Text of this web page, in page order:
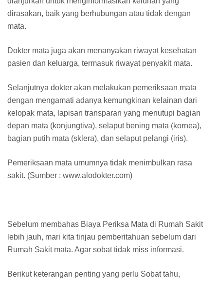
dirasakan, baik yang berhubungan atau tidak dengan
mata.
Dokter mata juga akan menanyakan riwayat kesehatan
pasien dan keluarga, termasuk riwayat penyakit mata.
Selanjutnya dokter akan melakukan pemeriksaan mata
dengan mengamati adanya kemungkinan kelainan dari
kelopak mata, lapisan transparan yang menutupi bagian
depan mata (konjungtiva), selaput bening mata (kornea),
bagian putih mata (sklera), dan selaput pelangi (iris).
Pemeriksaan mata umumnya tidak menimbulkan rasa
sakit. (Sumber : www.alodokter.com)
Sebelum membahas Biaya Periksa Mata di Rumah Sakit
lebih jauh, mari kita tinjau pemberitahuan sebelum dari
Rumah Sakit mata. Agar sobat tidak miss informasi.
Berikut keterangan penting yang perlu Sobat tahu,